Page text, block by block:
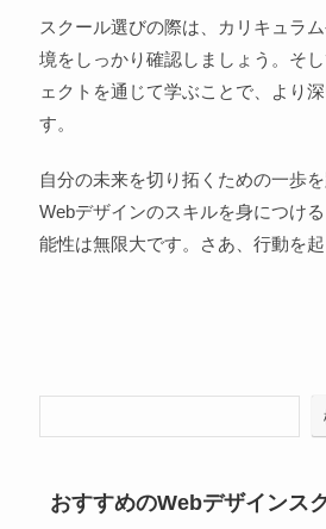
スクール選びの際は、カリキュラ
境をしっかり確認しましょう。そ
ェクトを通じて学ぶことで、より
す。
自分の未来を切り拓くための一歩を
Webデザインのスキルを身につけ
能性は無限大です。さあ、行動を
おすすめのWebデザインス